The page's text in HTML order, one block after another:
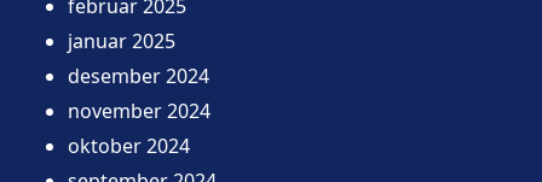
februar 2025
januar 2025
desember 2024
november 2024
oktober 2024